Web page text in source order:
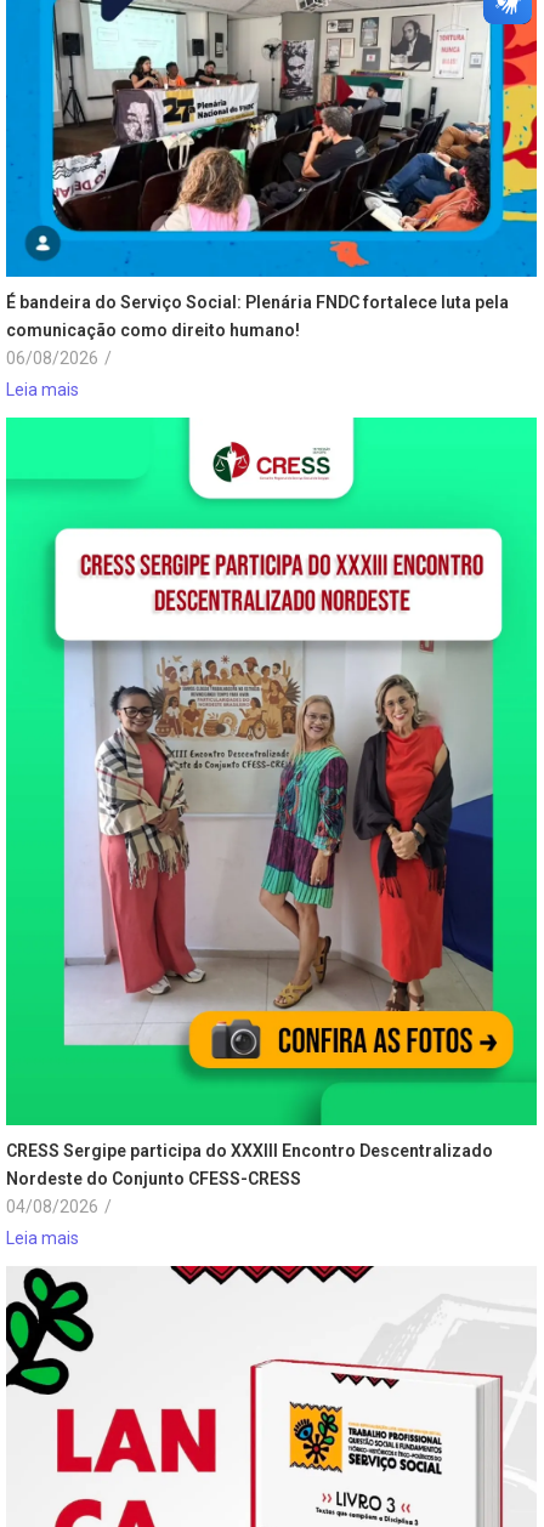
É bandeira do Serviço Social: Plenária FNDC fortalece luta pela
comunicação como direito humano!
06/08/2026 /
Leia mais
CRESS Sergipe participa do XXXIII Encontro Descentralizado
Nordeste do Conjunto CFESS-CRESS
04/08/2026 /
Leia mais